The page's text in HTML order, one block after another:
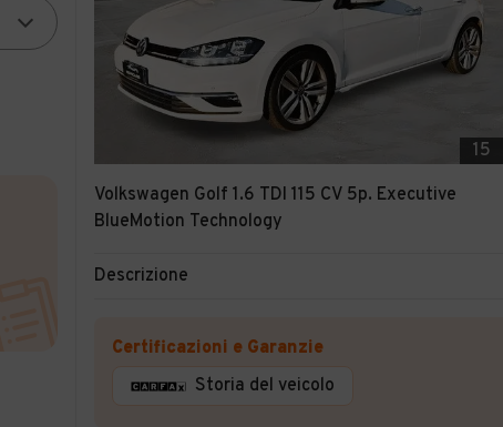
15
Volkswagen Golf 1.6 TDI 115 CV 5p. Executive
BlueMotion Technology
Descrizione
Certificazioni e Garanzie
Storia del veicolo